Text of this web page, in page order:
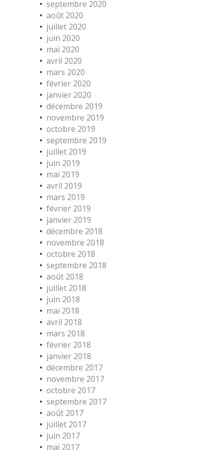
septembre 2020
août 2020
juillet 2020
juin 2020
mai 2020
avril 2020
mars 2020
février 2020
janvier 2020
décembre 2019
novembre 2019
octobre 2019
septembre 2019
juillet 2019
juin 2019
mai 2019
avril 2019
mars 2019
février 2019
janvier 2019
décembre 2018
novembre 2018
octobre 2018
septembre 2018
août 2018
juillet 2018
juin 2018
mai 2018
avril 2018
mars 2018
février 2018
janvier 2018
décembre 2017
novembre 2017
octobre 2017
septembre 2017
août 2017
juillet 2017
juin 2017
mai 2017